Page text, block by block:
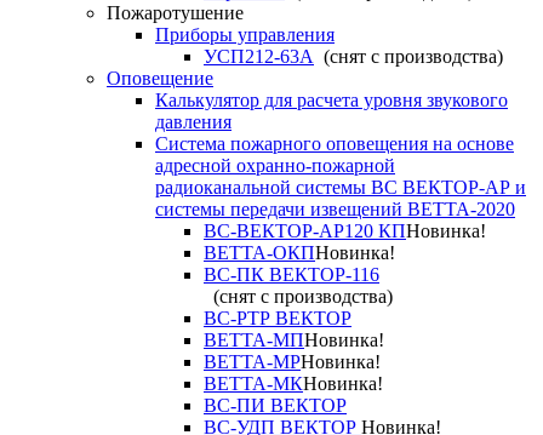
Пожаротушение
Приборы управления
УСП212-63А (снят с производства)
Оповещение
Калькулятор для расчета уровня звукового
давления
Система пожарного оповещения на основе
адресной охранно-пожарной
радиоканальной системы ВС ВЕКТОР-АР и
системы передачи извещений ВЕТТА-2020
ВС-ВЕКТОР-АР120 КПНовинка!
ВЕТТА-ОКПНовинка!
ВС-ПК ВЕКТОР-116
(снят с производства)
ВС-РТР ВЕКТОР
ВЕТТА-МПНовинка!
ВЕТТА-МРНовинка!
ВЕТТА-МКНовинка!
ВС-ПИ ВЕКТОР
ВС-УДП ВЕКТОР Новинка!